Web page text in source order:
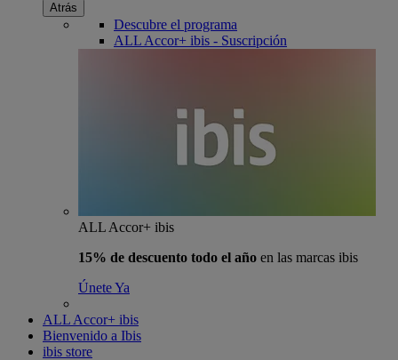
Atrás
Descubre el programa
ALL Accor+ ibis - Suscripción
ALL Accor+ ibis
15% de descuento todo el año en las marcas ibis
Únete Ya
ALL Accor+ ibis
Bienvenido a Ibis
ibis store